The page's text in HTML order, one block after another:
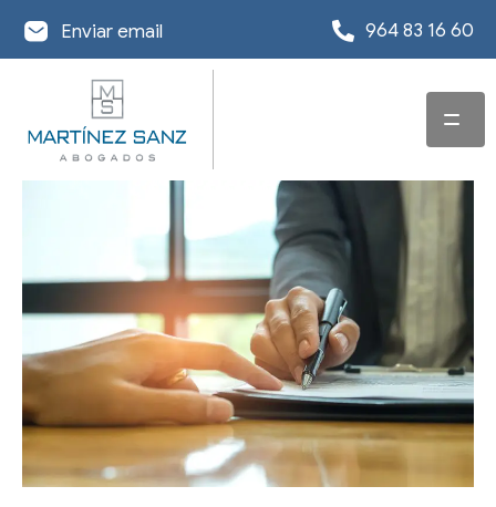
Enviar email 964 83 16 60
SERVICIOS
ABOGADO EN
DERECHO
CONCURSAL
REESTRUCTURACIÓN
DE DEUDA
EXONERACIÓN DE
ABOGADO EN
DERECHO
MERCANTIL Y
EQUIPO
OFICINAS
DESPACHO
ABOGADOS EN
CASTELLÓN
ACTUALIDAD
INFORMACIÓN DE
INTERÉS